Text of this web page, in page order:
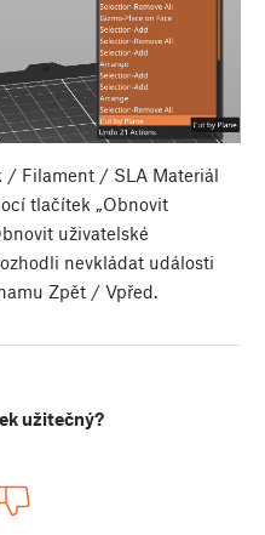
/ Filament / SLA Materiál
tlačítek „Obnovit
uživatelské
nevkládat události
Zpět / Vpřed.
užitečný?